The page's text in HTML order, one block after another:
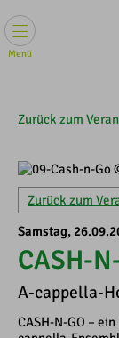
Menü
Zurück zum
Zurück zum
Samstag,
CASH-
A-cappella-
CASH-N-GO –